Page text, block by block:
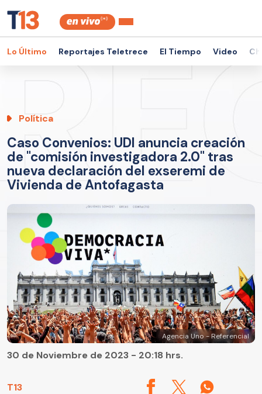
Lo Último Reportajes Teletrece El Tiempo Video
Política
Caso Convenios: UDI anuncia creación
de "comisión investigadora 2.0" tras
nueva declaración del exseremi de
Vivienda de Antofagasta
Agencia Uno - Referencial
T13
30 de Noviembre de 2023 - 20:18 hrs.